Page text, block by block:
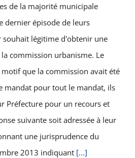
de la majorité municipale
dernier épisode de leurs
souhait légitime d'obtenir une
commission urbanisme. Le
que la commission avait été
mandat pour tout le mandat, ils
Préfecture pour un recours et
suivante soit adressée à leur
une jurisprudence du
2013 indiquant [...]